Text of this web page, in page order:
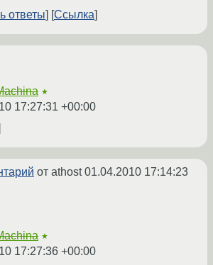
ответы
Ссылка
★
17:27:31 +00:00
от athost01.04.2010 17:14:23
★
17:27:36 +00:00